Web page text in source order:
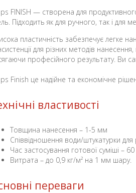
FINISH — створена для
Підходить як для ручного, так і для
пластичність забезпечує легке
для різних методів
професійного результату. Ви
Finish це надійне та економічне
властивості
Товщина нанесення – 1-5 мм
Співвідношення води/штукатурки
Час застосування готової суміші – 60
Витрата – до 0,9 кг/м² на 1 мм шару.
переваги